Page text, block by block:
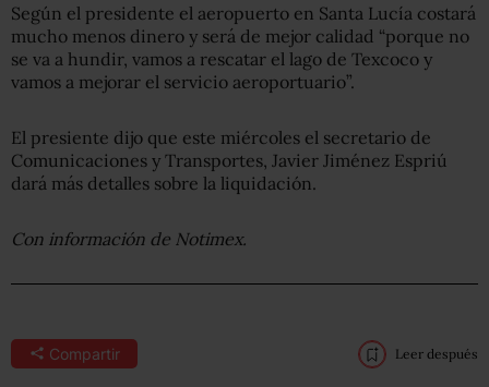
Según el presidente el aeropuerto en Santa Lucía costará
mucho menos dinero y será de mejor calidad “porque no
se va a hundir, vamos a rescatar el lago de Texcoco y
vamos a mejorar el servicio aeroportuario”.
El presiente dijo que este miércoles el secretario de
Comunicaciones y Transportes, Javier Jiménez Espriú
dará más detalles sobre la liquidación.
Con información de Notimex.
Compartir Leer después